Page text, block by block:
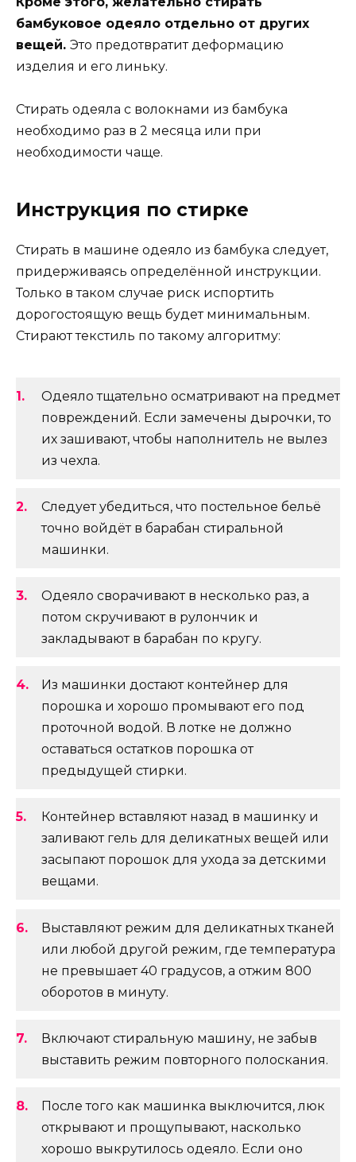
бамбуковое одеяло отдельно от других
вещей. Это предотвратит деформацию
изделия и его линьку.
Стирать одеяла с волокнами из бамбука
необходимо раз в 2 месяца или при
необходимости чаще.
Инструкция по стирке
Стирать в машине одеяло из бамбука следует,
придерживаясь определённой инструкции.
Только в таком случае риск испортить
дорогостоящую вещь будет минимальным.
Стирают текстиль по такому алгоритму:
Одеяло тщательно осматривают на предмет
повреждений. Если замечены дырочки, то
их зашивают, чтобы наполнитель не вылез
из чехла.
Следует убедиться, что постельное бельё
точно войдёт в барабан стиральной
машинки.
Одеяло сворачивают в несколько раз, а
потом скручивают в рулончик и
закладывают в барабан по кругу.
Из машинки достают контейнер для
порошка и хорошо промывают его под
проточной водой. В лотке не должно
оставаться остатков порошка от
предыдущей стирки.
Контейнер вставляют назад в машинку и
заливают гель для деликатных вещей или
засыпают порошок для ухода за детскими
вещами.
Выставляют режим для деликатных тканей
или любой другой режим, где температура
не превышает 40 градусов, а отжим 800
оборотов в минуту.
Включают стиральную машину, не забыв
выставить режим повторного полоскания.
После того как машинка выключится, люк
открывают и прощупывают, насколько
хорошо выкрутилось одеяло. Если оно